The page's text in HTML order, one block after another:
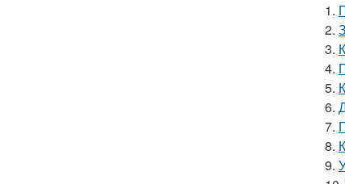
1.
2.
3.
4.
5.
6.
7.
8.
9.